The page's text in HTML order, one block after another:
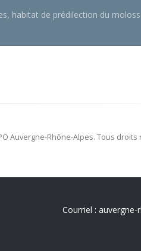
habitat de prédilection du
Auvergne-Rhône-Alpes. Tous droits
Courriel :